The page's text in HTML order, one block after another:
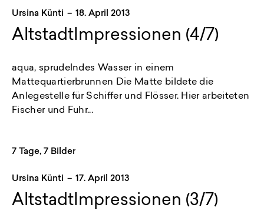
Ursina Künti – 18. April 2013
AltstadtImpressionen (4/7)
aqua, sprudelndes Wasser in einem
Mattequartierbrunnen Die Matte bildete die
Anlegestelle für Schiffer und Flösser. Hier arbeiteten
Fischer und Fuhr...
7 Tage, 7 Bilder
Ursina Künti – 17. April 2013
AltstadtImpressionen (3/7)